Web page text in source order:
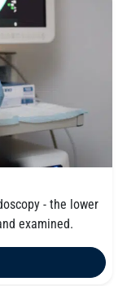
- the lower
examined.